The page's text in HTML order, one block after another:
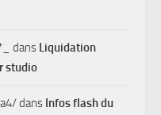
dans Liquidation
studio
dans Infos flash du